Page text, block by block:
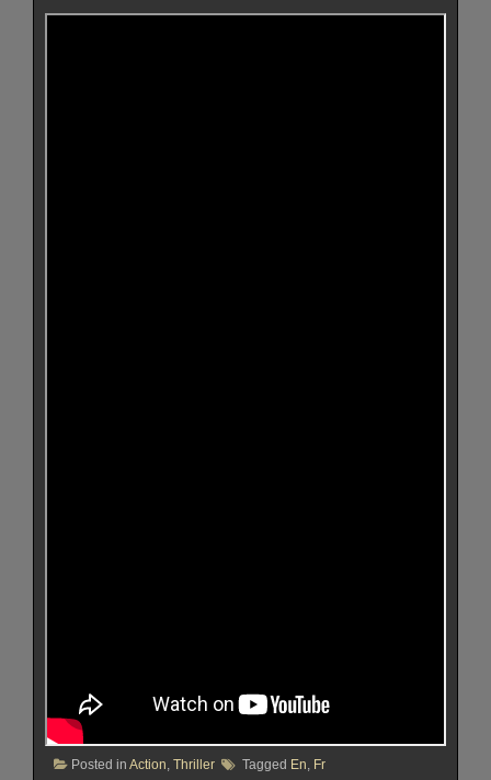
Posted in Action, Thriller Tagged En, Fr